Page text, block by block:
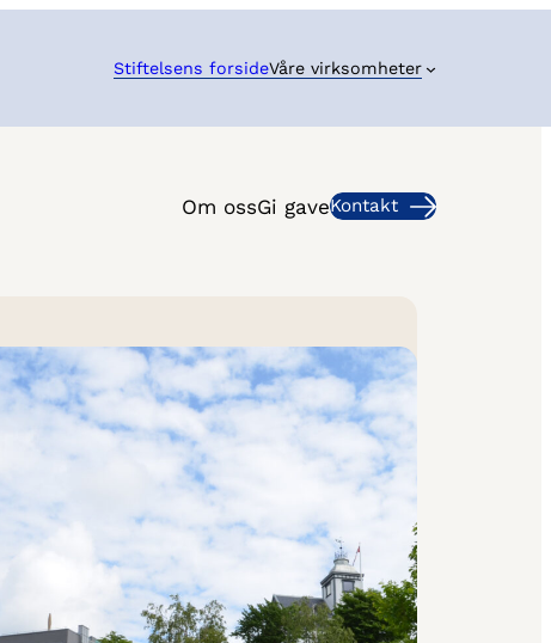
Stiftelsens forsideVåre virksomheter
Om ossGi gaveKontakt